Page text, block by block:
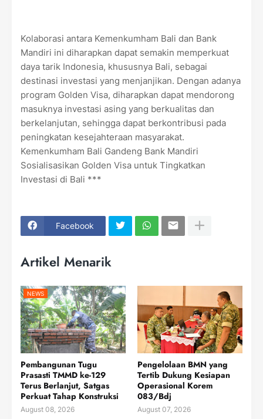
Kolaborasi antara Kemenkumham Bali dan Bank
Mandiri ini diharapkan dapat semakin memperkuat
daya tarik Indonesia, khususnya Bali, sebagai
destinasi investasi yang menjanjikan. Dengan adanya
program Golden Visa, diharapkan dapat mendorong
masuknya investasi asing yang berkualitas dan
berkelanjutan, sehingga dapat berkontribusi pada
peningkatan kesejahteraan masyarakat.
Kemenkumham Bali Gandeng Bank Mandiri
Sosialisasikan Golden Visa untuk Tingkatkan
Investasi di Bali ***
Facebook
Artikel Menarik
NEWS
Pembangunan Tugu
Prasasti TMMD ke-129
Terus Berlanjut, Satgas
Perkuat Tahap Konstruksi
August 08, 2026
Pengelolaan BMN yang
Tertib Dukung Kesiapan
Operasional Korem
083/Bdj
August 07, 2026